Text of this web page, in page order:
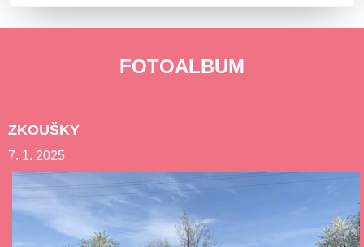
FOTOALBUM
ZKOUŠKY
7. 1. 2025